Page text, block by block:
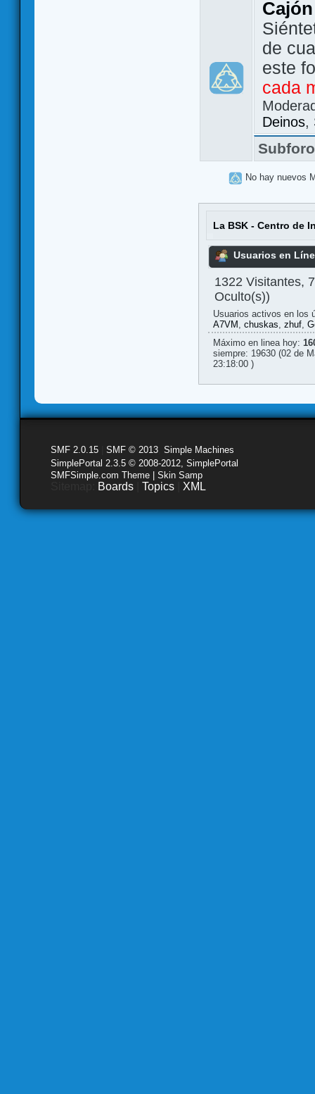
de
este
cada
Deinos,
No hay nuevos
La BSK - Centro de
Usuarios en
1322 Visitantes,
Oculto(s))
Usuarios activos en los
A7VM , chuskas, zhuf,
Máximo en linea hoy:
siempre: 19630 (02 de
23:18:00 )
SMF 2.0.15 SMF © 2013 Simple Machines
SimplePortal 2.3.5 © 2008-2012, SimplePortal
SMFSimple.com Theme | Skin Samp
Boards Topics XML